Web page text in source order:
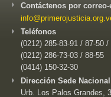
Contáctenos por
Teléfonos
(0212) 285-83-91 / 87-50 /
(0212) 286-73-03 / 88-55
(0414) 150-32-30
Dirección Sede
Urb. Los Palos Grandes,